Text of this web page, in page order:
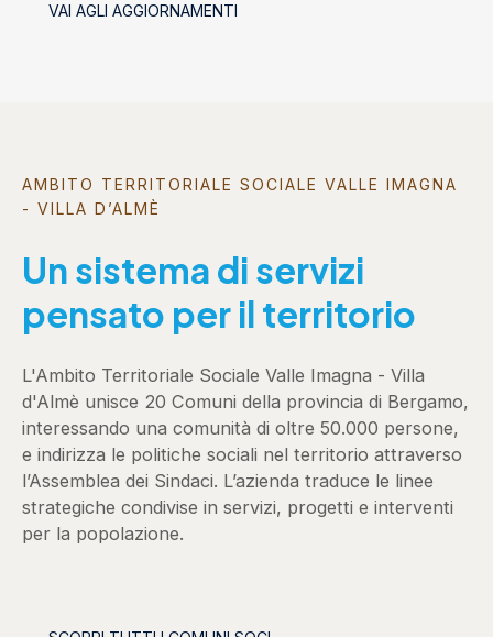
socializzanti (Centri estivi)
VAI AGLI AGGIORNAMENTI
AMBITO TERRITORIALE SOCIALE VALLE IMAGNA
- VILLA D’ALMÈ
Un sistema di servizi
pensato per il territorio
L'Ambito Territoriale Sociale Valle Imagna - Villa
d'Almè unisce 20 Comuni della provincia di Bergamo,
interessando una comunità di oltre 50.000 persone,
e indirizza le politiche sociali nel territorio attraverso
l’Assemblea dei Sindaci. L’azienda traduce le linee
strategiche condivise in servizi, progetti e interventi
per la popolazione.